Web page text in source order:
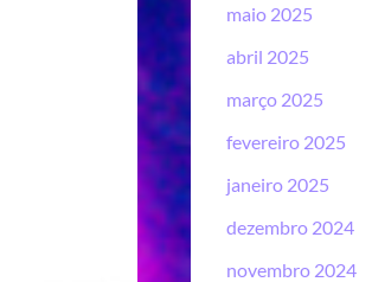
maio 2025
abril 2025
março 2025
fevereiro 2025
janeiro 2025
dezembro 2024
novembro 2024